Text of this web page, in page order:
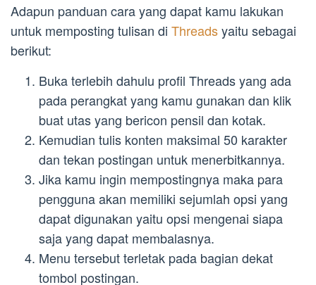
Adapun panduan cara yang dapat kamu lakukan
untuk memposting tulisan di Threadsyaitu sebagai
berikut:
Buka terlebih dahulu profil Threads yang ada
pada perangkat yang kamu gunakan dan klik
buat utas yang bericon pensil dan kotak.
Kemudian tulis konten maksimal 50 karakter
dan tekan postingan untuk menerbitkannya.
Jika kamu ingin mempostingnya maka para
pengguna akan memiliki sejumlah opsi yang
dapat digunakan yaitu opsi mengenai siapa
saja yang dapat membalasnya.
Menu tersebut terletak pada bagian dekat
tombol postingan.